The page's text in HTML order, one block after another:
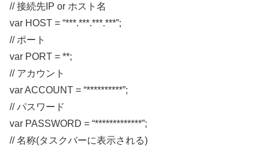
// 接続先IP or ホスト名
var HOST = “***.***.***.***”;
// ポート
var PORT = **;
// アカウント
var ACCOUNT = “**********”;
// パスワード
var PASSWORD = “*************”;
// 名称(タスクバーに表示される)